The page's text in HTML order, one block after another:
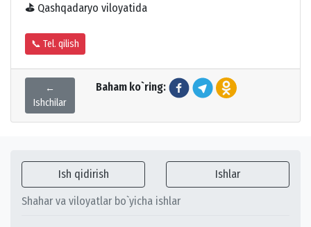
⛳ Qashqadaryo viloyatida
📞 Tel. qilish
←
Ishchilar
Baham ko`ring:
Ish qidirish Ishlar
Shahar va viloyatlar bo`yicha ishlar